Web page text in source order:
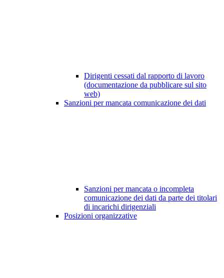
Dirigenti cessati dal rapporto di lavoro
(documentazione da pubblicare sul sito
web)
Sanzioni per mancata comunicazione dei dati
Sanzioni per mancata o incompleta
comunicazione dei dati da parte dei titolari
di incarichi dirigenziali
Posizioni organizzative